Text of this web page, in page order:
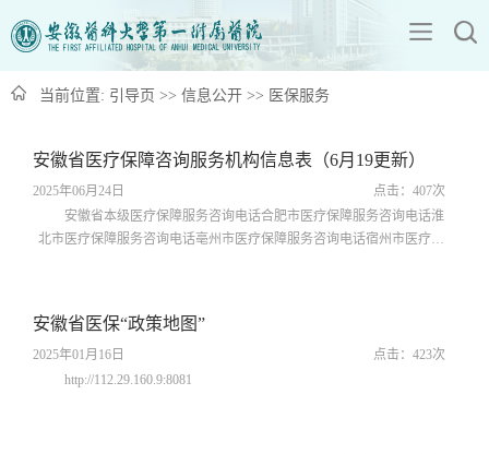
当前位置: 引导页 >> 信息公开 >> 医保服务
安徽省医疗保障咨询服务机构信息表（6月19更新）
2025年06月24日 点击： 407次
安徽省本级医疗保障服务咨询电话合肥市医疗保障服务咨询电话淮
北市医疗保障服务咨询电话亳州市医疗保障服务咨询电话宿州市医疗保
服务咨询电话宣城市医疗保障服务咨询电话铜陵市医疗保障服务咨询电
话池州市医疗保障服务咨询电话...
安徽省医保“政策地图”
2025年01月16日 点击： 423次
http://112.29.160.9:8081